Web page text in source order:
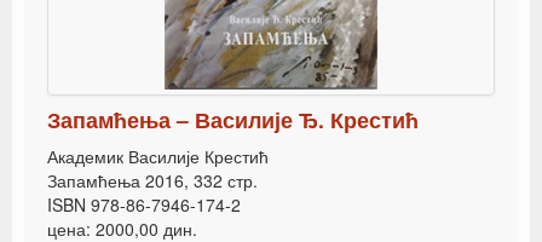
Запамћења – Василије Ђ. Крестић
Академик Василије Крестић
Запамћења 2016, 332 стр.
ISBN 978-86-7946-174-2
цена: 2000,00 дин.